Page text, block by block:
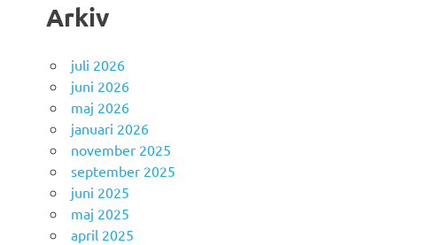
Arkiv
juli 2026
juni 2026
maj 2026
januari 2026
november 2025
september 2025
juni 2025
maj 2025
april 2025